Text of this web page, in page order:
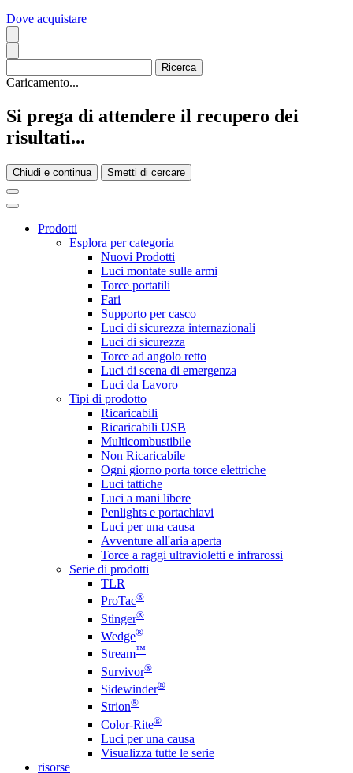
Dove acquistare
Caricamento...
Si prega di attendere il recupero dei
risultati...
Chiudi e continua Smetti di cercare
Prodotti
Esplora per categoria
Nuovi Prodotti
Luci montate sulle armi
Torce portatili
Fari
Supporto per casco
Luci di sicurezza internazionali
Luci di sicurezza
Torce ad angolo retto
Luci di scena di emergenza
Luci da Lavoro
Tipi di prodotto
Ricaricabili
Ricaricabili USB
Multicombustibile
Non Ricaricabile
Ogni giorno porta torce elettriche
Luci tattiche
Luci a mani libere
Penlights e portachiavi
Luci per una causa
Avventure all'aria aperta
Torce a raggi ultravioletti e infrarossi
Serie di prodotti
TLR
ProTac®
Stinger®
Wedge®
Stream™
Survivor®
Sidewinder®
Strion®
Color-Rite®
Luci per una causa
Visualizza tutte le serie
risorse